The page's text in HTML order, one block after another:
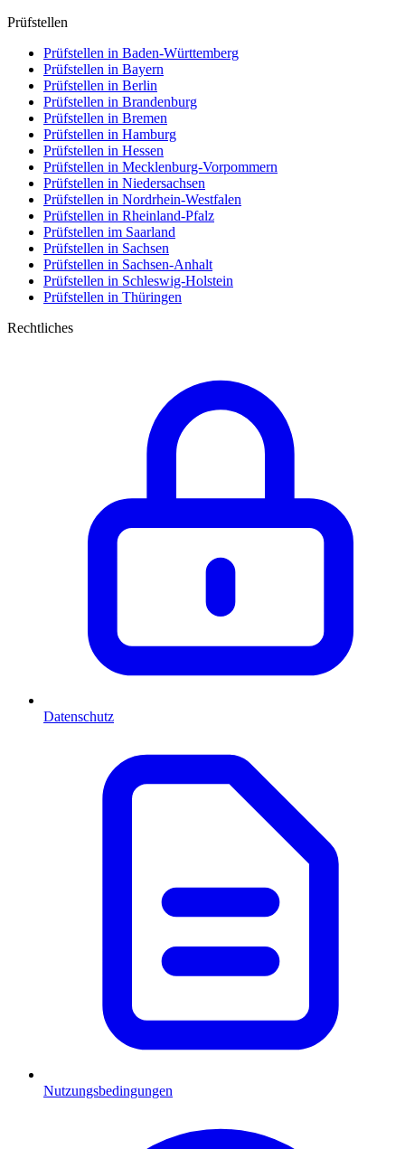
Prüfstellen
Prüfstellen in Baden-Württemberg
Prüfstellen in Bayern
Prüfstellen in Berlin
Prüfstellen in Brandenburg
Prüfstellen in Bremen
Prüfstellen in Hamburg
Prüfstellen in Hessen
Prüfstellen in Mecklenburg-Vorpommern
Prüfstellen in Niedersachsen
Prüfstellen in Nordrhein-Westfalen
Prüfstellen in Rheinland-Pfalz
Prüfstellen im Saarland
Prüfstellen in Sachsen
Prüfstellen in Sachsen-Anhalt
Prüfstellen in Schleswig-Holstein
Prüfstellen in Thüringen
Rechtliches
Datenschutz
Nutzungsbedingungen